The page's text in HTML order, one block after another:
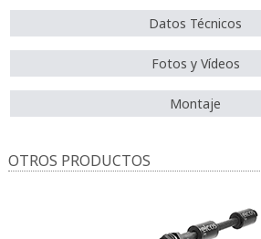
Datos Técnicos
Fotos y Vídeos
Montaje
OTROS PRODUCTOS